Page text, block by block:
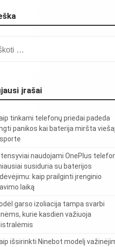
įrašai
tinkami telefonų priedai padeda
panikos kai baterija miršta
naudojami OnePlus
susiduria su baterijos
kaip prailginti įrenginio
laiką
garso izoliacija tampa svarbi
kurie kasdien važiuoja
išsirinkti Ninebot modelį